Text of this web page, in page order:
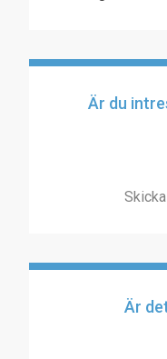
Är du
Är